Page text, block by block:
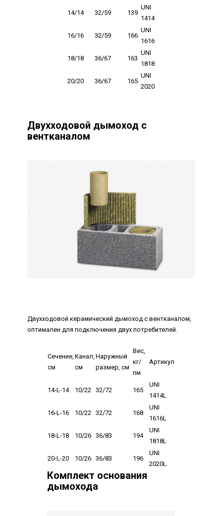
14/14 32/59 139
UNI
1414
16/16 32/59 166
UNI
1616
18/18 36/67 163
UNI
1818
20/20 36/67 165
UNI
2020
Двухходовой дымоход с
вентканалом
Двухходовой керамический дымоход с вентканалом,
оптимален для подключения двух потребителей.
Сечение,
см
Канал,
см
Наружный
размер, см
Вес,
кг/
пм
Артикул
14-L-14 10/22 32/72 165
UNI
1414L
16-L-16 10/22 32/72 168
UNI
1616L
18-L-18 10/26 36/83 194
UNI
1818L
20-L-20 10/26 36/83 196
UNI
2020L
Комплект основания
дымохода